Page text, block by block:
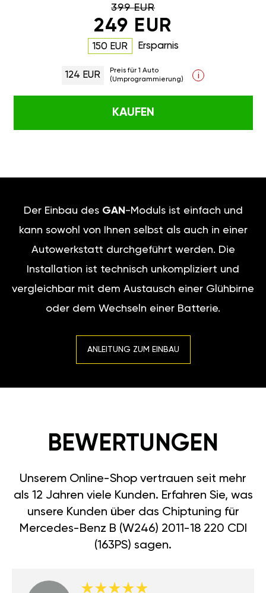
399 EUR
249 EUR
150 EUR Ersparnis
124 EUR
Preis für 1 Auto
(Umprogrammierung)
i
KAUFEN
Der Einbau des GAN -Moduls ist einfach und
kann sowohl von Ihnen selbst als auch in einer
Autowerkstatt durchgeführt werden. Die
Installation ist technisch unkompliziert und
vergleichbar mit dem Austausch einer Glühbirne
oder dem Wechseln einer Batterie.
ANLEITUNG ZUM EINBAU
BEWERTUNGEN
Unserem Online-Shop vertrauen seit mehr
als 12 Jahren viele Kunden. Erfahren Sie, was
unsere Kunden über das Chiptuning für
Mercedes-Benz B (W246) 2011-18 220 CDI
(163PS) sagen.